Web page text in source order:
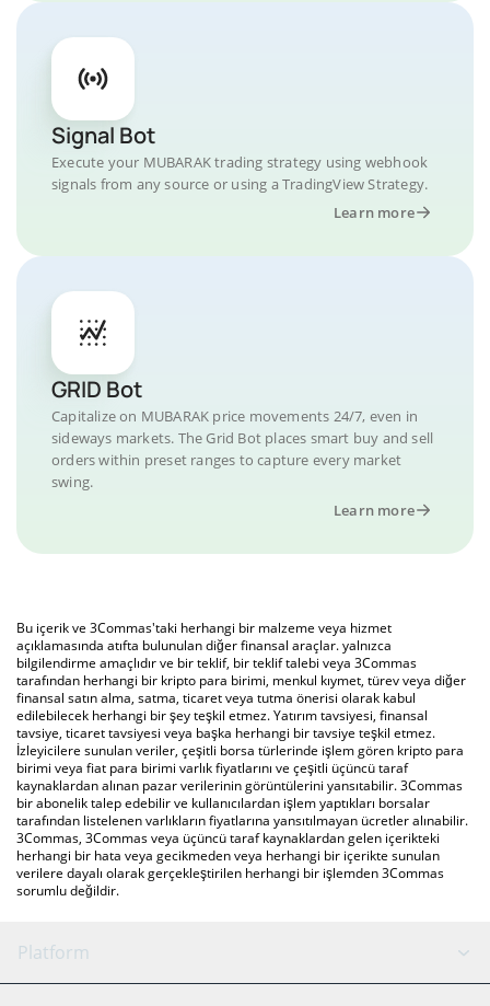
Signal Bot
Execute your MUBARAK trading strategy using webhook
signals from any source or using a TradingView Strategy.
Learn more
GRID Bot
Capitalize on MUBARAK price movements 24/7, even in
sideways markets. The Grid Bot places smart buy and sell
orders within preset ranges to capture every market
swing.
Learn more
Bu içerik ve 3Commas'taki herhangi bir malzeme veya hizmet
açıklamasında atıfta bulunulan diğer finansal araçlar. yalnızca
bilgilendirme amaçlıdır ve bir teklif, bir teklif talebi veya 3Commas
tarafından herhangi bir kripto para birimi, menkul kıymet, türev veya diğer
finansal satın alma, satma, ticaret veya tutma önerisi olarak kabul
edilebilecek herhangi bir şey teşkil etmez. Yatırım tavsiyesi, finansal
tavsiye, ticaret tavsiyesi veya başka herhangi bir tavsiye teşkil etmez.
İzleyicilere sunulan veriler, çeşitli borsa türlerinde işlem gören kripto para
birimi veya fiat para birimi varlık fiyatlarını ve çeşitli üçüncü taraf
kaynaklardan alınan pazar verilerinin görüntülerini yansıtabilir. 3Commas
bir abonelik talep edebilir ve kullanıcılardan işlem yaptıkları borsalar
tarafından listelenen varlıkların fiyatlarına yansıtılmayan ücretler alınabilir.
3Commas, 3Commas veya üçüncü taraf kaynaklardan gelen içerikteki
herhangi bir hata veya gecikmeden veya herhangi bir içerikte sunulan
verilere dayalı olarak gerçekleştirilen herhangi bir işlemden 3Commas
sorumlu değildir.
Platform